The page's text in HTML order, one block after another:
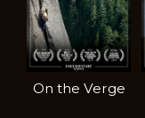
On the Verge